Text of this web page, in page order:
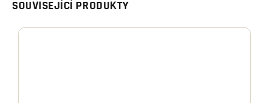
SOUVISEJÍCÍ PRODUKTY